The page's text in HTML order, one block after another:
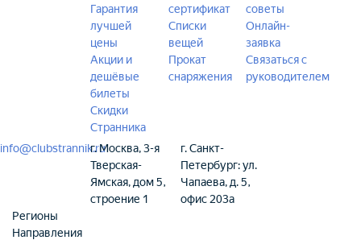
Гарантия
лучшей
цены
Акции и
дешёвые
билеты
Скидки
Странника
сертификат
Списки
вещей
Прокат
снаряжения
советы
Онлайн-
заявка
Связаться с
руководителем
info@clubstrannik.ruг. Москва, 3-я
Тверская-
Ямская, дом 5,
строение 1
г. Санкт-
Петербург: ул.
Чапаева, д. 5,
офис 203а
Регионы
Направления